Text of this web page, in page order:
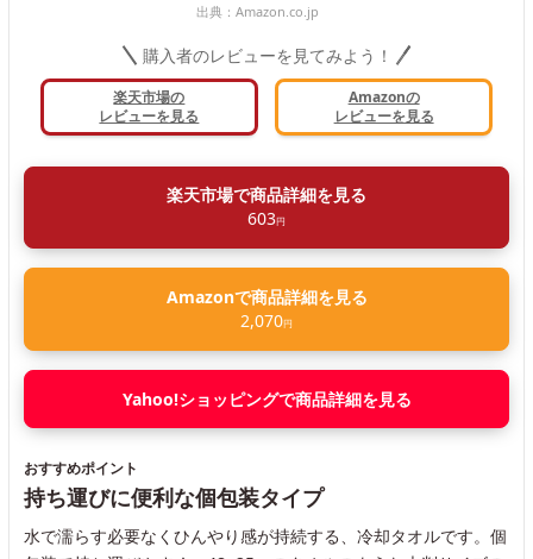
出典： Amazon.co.jp
購入者のレビューを見てみよう！
楽天市場の
レビューを見る
Amazonの
レビューを見る
楽天市場で商品詳細を見る
603円
Amazonで商品詳細を見る
2,070円
Yahoo!ショッピングで商品詳細を見る
おすすめポイント
持ち運びに便利な個包装タイプ
水で濡らす必要なくひんやり感が持続する、冷却タオルです。個